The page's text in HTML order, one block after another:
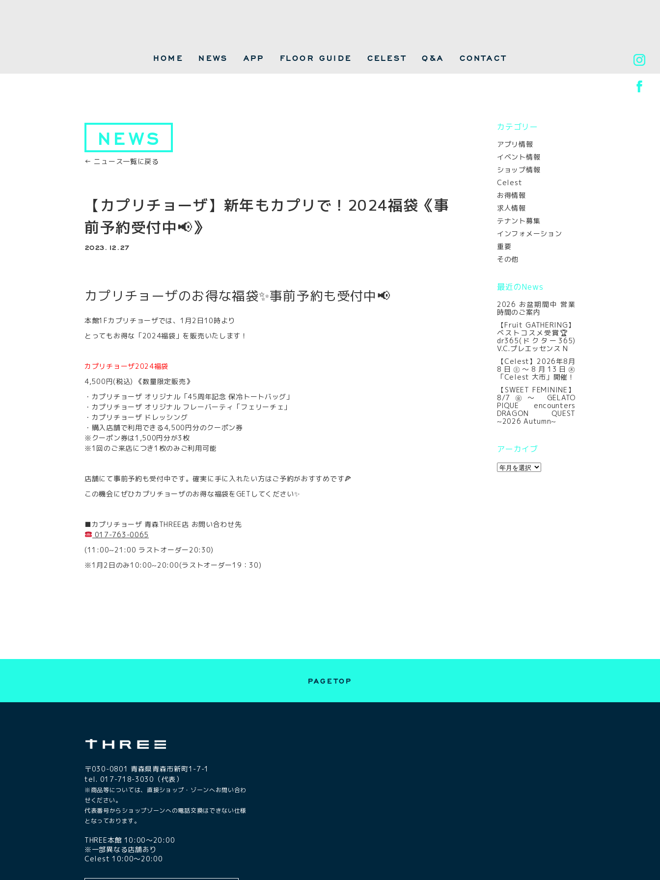
HOME NEWS APP FLOOR GUIDE CELEST Q&A CONTACT
NEWS
← ニュース一覧に戻る
【カプリチョーザ】新年もカプリで！2024福袋《事
前予約受付中📢》
2023.12.27
カプリチョーザのお得な福袋✨事前予約も受付中📢
本館1Fカプリチョーザでは、1月2日10時より
とってもお得な「2024福袋」を販売いたします！
カプリチョーザ2024福袋
4,500円(税込) 《数量限定販売》
・カプリチョーザ オリジナル「45周年記念 保冷トートバッグ」
・カプリチョーザ オリジナル フレーバーティ「フェリーチェ」
・カプリチョーザ ドレッシング
・購入店舗で利用できる4,500円分のクーポン券
※クーポン券は1,500円分が3枚
※1回のご来店につき1枚のみご利用可能
店舗にて事前予約も受付中です。確実に手に入れたい方はご予約がおすすめです🍕
この機会にぜひカプリチョーザのお得な福袋をGETしてください✨
■カプリチョーザ 青森THREE店 お問い合わせ先
017-763-0065
(11:00~21:00 ラストオーダー20:30)
※1月2日のみ10:00~20:00(ラストオーダー19：30)
カテゴリー
アプリ情報
イベント情報
ショップ情報
Celest
お得情報
求人情報
テナント募集
インフォメーション
重要
その他
最近のNews
2026 お盆期間中 営業
時間のご案内
【Fruit GATHERING】
ベストコスメ受賞🏆
dr365(ドクター365)
V.C.プレエッセンス N
【Celest】2026年8月
8日㊏～8月13日㊍
「Celest 大市」開催！
【SWEET FEMININE】
8/7㊎～ GELATO
PIQUE encounters
DRAGON QUEST
~2026 Autumn~
アーカイブ
PAGETOP
〒030-0801 青森県青森市新町1-7-1
tel. 017-718-3030（代表）
※商品等については、直接ショップ・ゾーンへお問い合わ
せください。
代表番号からショップゾーンへの電話交換はできない仕様
となっております。
THREE本館 10:00〜20:00
※一部異なる店舗あり
Celest 10:00〜20:00